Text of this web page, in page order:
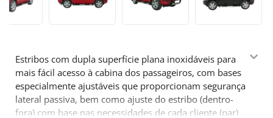
Estribos com dupla superfície plana inoxidáveis para
mais fácil acesso à cabina dos passageiros, com bases
especialmente ajustáveis que proporcionam segurança
lateral passiva, bem como ajuste do estribo (dentro-
fora) com base nas necessidades de cada cliente (par)